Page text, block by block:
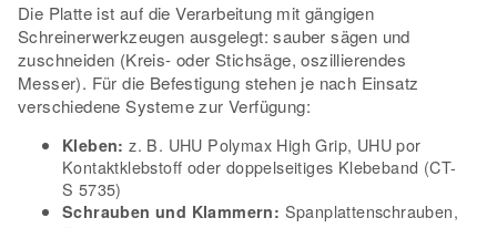
Die Platte ist auf die Verarbeitung mit gängigen
Schreinerwerkzeugen ausgelegt: sauber sägen und
zuschneiden (Kreis- oder Stichsäge, oszillierendes
Messer). Für die Befestigung stehen je nach Einsatz
verschiedene Systeme zur Verfügung:
Kleben: z. B. UHU Polymax High Grip, UHU por
Kontaktklebstoff oder doppelseitiges Klebeband (CT-
S 5735)
Schrauben und Klammern: Spanplattenschrauben,